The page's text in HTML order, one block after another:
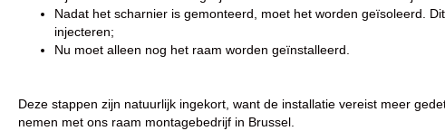
Nadat het scharnier is gemonteerd, moet het worden geïsoleerd.
injecteren;
Nu moet alleen nog het raam worden geïnstalleerd.
Deze stappen zijn natuurlijk ingekort, want de installatie vereist meer
nemen met ons raam montagebedrijf in Brussel.